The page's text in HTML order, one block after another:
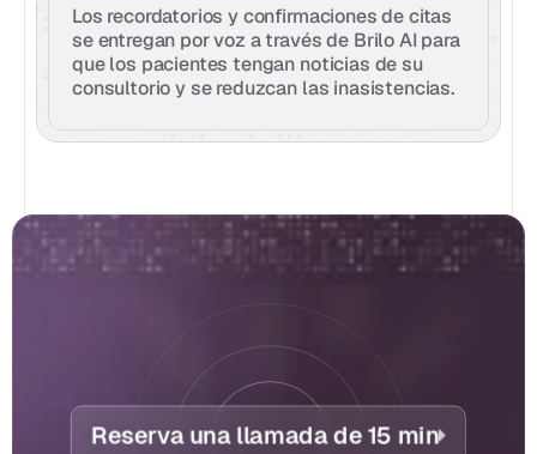
Los recordatorios y confirmaciones de citas
se entregan por voz a través de Brilo AI para
que los pacientes tengan noticias de su
consultorio y se reduzcan las inasistencias.
Reserva una llamada de 15 min